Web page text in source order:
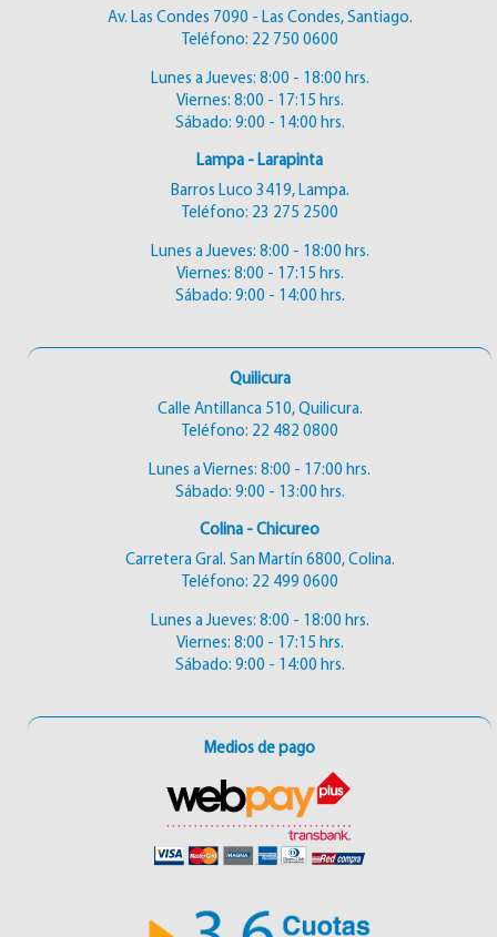
Av. Las Condes 7090 - Las Condes, Santiago.
Teléfono: 22 750 0600
Lunes a Jueves: 8:00 - 18:00 hrs.
Viernes: 8:00 - 17:15 hrs.
Sábado: 9:00 - 14:00 hrs.
Lampa - Larapinta
Barros Luco 3419, Lampa.
Teléfono: 23 275 2500
Lunes a Jueves: 8:00 - 18:00 hrs.
Viernes: 8:00 - 17:15 hrs.
Sábado: 9:00 - 14:00 hrs.
Quilicura
Calle Antillanca 510, Quilicura.
Teléfono: 22 482 0800
Lunes a Viernes: 8:00 - 17:00 hrs.
Sábado: 9:00 - 13:00 hrs.
Colina - Chicureo
Carretera Gral. San Martín 6800, Colina.
Teléfono: 22 499 0600
Lunes a Jueves: 8:00 - 18:00 hrs.
Viernes: 8:00 - 17:15 hrs.
Sábado: 9:00 - 14:00 hrs.
Medios de pago